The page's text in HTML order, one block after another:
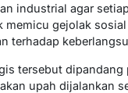
industrial agar
memicu gejolak
terhadap
tersebut
upah dijalankan